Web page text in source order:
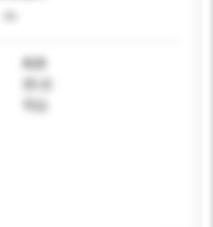
A20
可以